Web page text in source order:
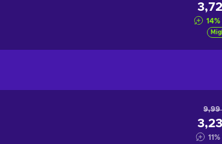
14%
9,99
11%